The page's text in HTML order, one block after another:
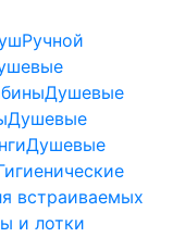
Ручной
Душевые
Душевые
Душевые
встраиваемых
и лотки